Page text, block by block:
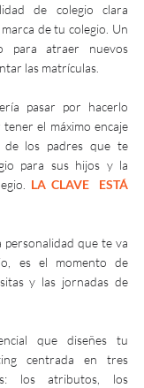
de colegio clara
de tu colegio. Un
para atraer nuevos
las matrículas.
pasar por hacerlo
el máximo encaje
de los padres que te
para sus hijos y la
LA CLAVE  ESTÁ
personalidad que te va
es el momento de
y las jornadas de
que diseñes tu
centrada en tres
los atributos, los